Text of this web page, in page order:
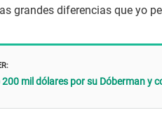
grandes diferencias que yo
200 mil dólares por su Dóberman y